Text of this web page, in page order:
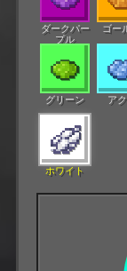
ダークパー
プル
ゴー
グリーン ア
ホワイト